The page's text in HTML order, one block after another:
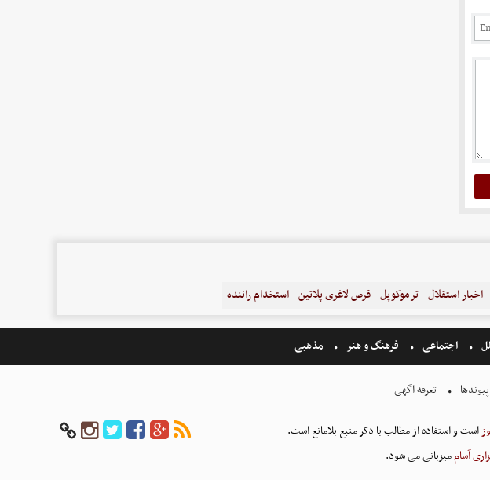
اخبار استقلال ترموکوپل قرص لاغری پلاتین استخدام راننده
اجتماعی فرهنگ و هنر مذهبی
پیوندها تعرفه اگهی
است و استفاده از مطالب با ذکر منبع بلامانع است.
آساممیزبانی می شود.